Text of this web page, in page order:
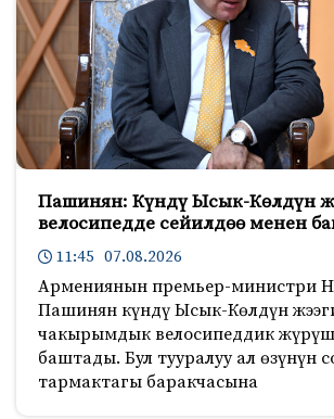
Пашинян: Күндү Ысык-Көлдүн
велосипедде сейилдөө менен
11:45 07.08.2026
Армениянын премьер-министри
Пашинян күндү Ысык-Көлдүн
чакырымдык велосипеддик
баштады. Бул тууралуу ал өзүнүн
тармактагы баракчасына